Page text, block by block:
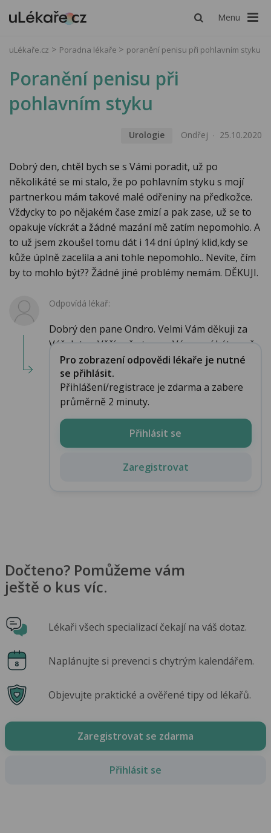
Menu
uLékaře.cz Poradna lékaře poranění penisu při pohlavním styku
Poranění penisu při
pohlavním styku
Urologie Ondřej 25.10.2020
Dobrý den, chtěl bych se s Vámi poradit, už po
několikáté se mi stalo, že po pohlavním styku s mojí
partnerkou mám takové malé odřeniny na předkožce.
Vždycky to po nějakém čase zmizí a pak zase, už se to
opakuje víckrát a žádné mazání mě zatím nepomohlo. A
to už jsem zkoušel tomu dát i 14 dní úplný klid,kdy se
kůže úplně zacelila a ani tohle nepomohlo.. Nevíte, čím
by to mohlo být?? Žádné jiné problémy nemám. DĚKUJI.
Odpovídá lékař:
Dobrý den pane Ondro. Velmi Vám děkuji za
Váš dotaz. Věřím, že to pro Vás musí být nepř...
Pro zobrazení odpovědi lékaře je nutné
se přihlásit.
Přihlášení/registrace je zdarma a zabere
průměrně 2 minuty.
Přihlásit se
Zaregistrovat
Dočteno? Pomůžeme vám
ještě o kus víc.
Lékaři všech specializací čekají na váš dotaz.
Naplánujte si prevenci s chytrým kalendářem.
Objevujte praktické a ověřené tipy od lékařů.
Zaregistrovat se zdarma
Přihlásit se